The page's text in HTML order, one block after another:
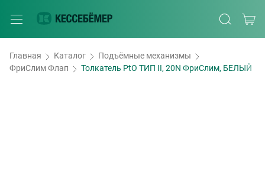
Главная Каталог
Подъёмные механизмы
ФриСлим Флап
Толкатель PtO ТИП II, 20N ФриСлим, БЕЛЫЙ